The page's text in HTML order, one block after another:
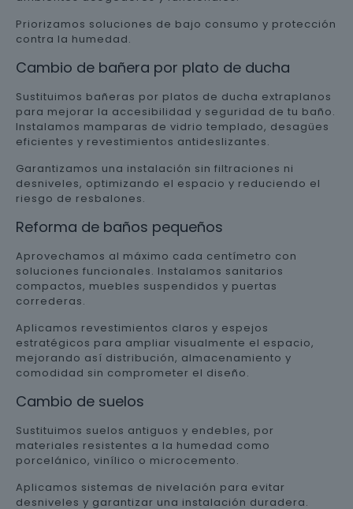
Priorizamos soluciones de bajo consumo y protección
contra la humedad.
Cambio de bañera por plato de ducha
Sustituimos bañeras por platos de ducha extraplanos
para mejorar la accesibilidad y seguridad de tu baño.
Instalamos mamparas de vidrio templado, desagües
eficientes y revestimientos antideslizantes.
Garantizamos una instalación sin filtraciones ni
desniveles, optimizando el espacio y reduciendo el
riesgo de resbalones.
Reforma de baños pequeños
Aprovechamos al máximo cada centímetro con
soluciones funcionales. Instalamos sanitarios
compactos, muebles suspendidos y puertas
correderas.
Aplicamos revestimientos claros y espejos
estratégicos para ampliar visualmente el espacio,
mejorando así distribución, almacenamiento y
comodidad sin comprometer el diseño.
Cambio de suelos
Sustituimos suelos antiguos y endebles, por
materiales resistentes a la humedad como
porcelánico, vinílico o microcemento.
Aplicamos sistemas de nivelación para evitar
desniveles y garantizar una instalación duradera.